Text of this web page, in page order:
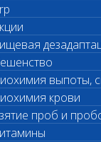
выпоты,
крови
проб и
выполнение